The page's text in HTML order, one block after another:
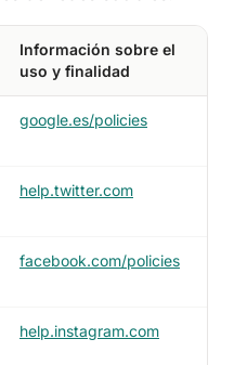
Información sobre el
uso y finalidad
google.es/policies
help.twitter.com
facebook.com/policies
help.instagram.com